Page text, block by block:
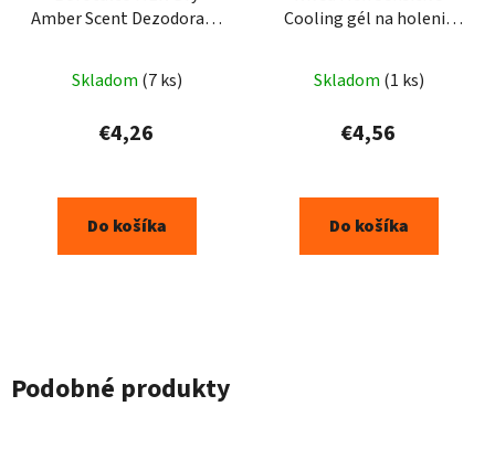
Amber Scent Dezodorant
Skladom (7 ks)
€4,26
Do košíka
Cooling gél na holenie
Skladom (1 ks)
€4,56
Do košíka
Podobné produkty